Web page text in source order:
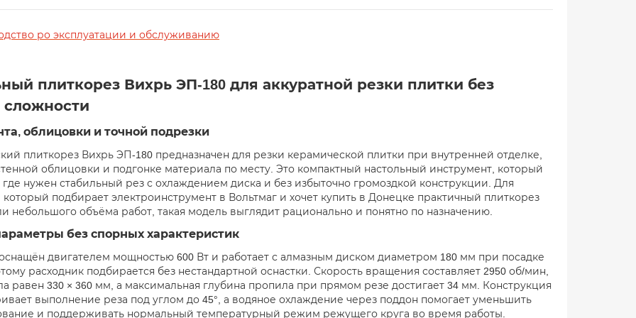
ро эксплуатации и обслуживанию
плиткорез Вихрь ЭП-180 для аккуратной резки плитки без
облицовки и точной подрезки
плиткорез Вихрь ЭП-180 предназначен для резки керамической плитки при внутренней отделке,
облицовки и подгонке материала по месту. Это компактный настольный инструмент, который
где нужен стабильный рез с охлаждением диска и без избыточно громоздкой конструкции. Для
который подбирает электроинструмент в Вольтмаг и хочет купить в Донецке практичный плиткорез
небольшого объёма работ, такая модель выглядит рационально и понятно по назначению.
без спорных характеристик
двигателем мощностью 600 Вт и работает с алмазным диском диаметром 180 мм при посадке
расходник подбирается без нестандартной оснастки. Скорость вращения составляет 2950 об/мин,
равен 330 × 360 мм, а максимальная глубина пропила при прямом резе достигает 34 мм. Конструкция
выполнение реза под углом до 45°, а водяное охлаждение через поддон помогает уменьшить
и поддерживать нормальный температурный режим режущего круга во время работы.